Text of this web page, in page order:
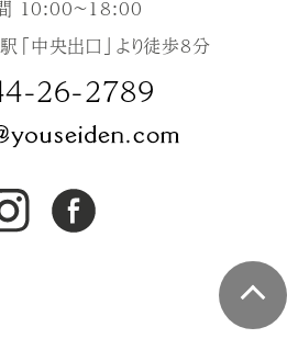
10:00～18:00
「中央出口」より徒歩8分
26-2789